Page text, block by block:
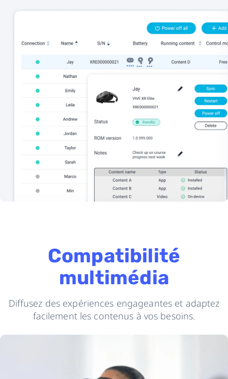
Compatibilité
multimédia
Diffusez des expériences engageantes et adaptez
facilement les contenus à vos besoins.